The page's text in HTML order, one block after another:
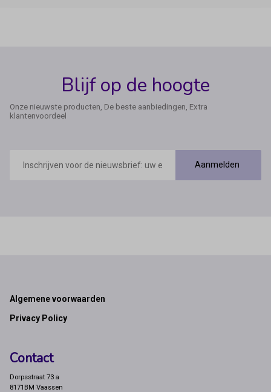
Blijf op de hoogte
Onze nieuwste producten, De beste aanbiedingen, Extra
klantenvoordeel
mailadres
Aanmelden
Footer
Algemene voorwaarden
Privacy Policy
Contact
Dorpsstraat 73 a
8171BM Vaassen